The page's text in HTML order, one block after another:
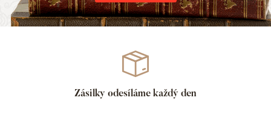
Zásilky odesíláme každý den